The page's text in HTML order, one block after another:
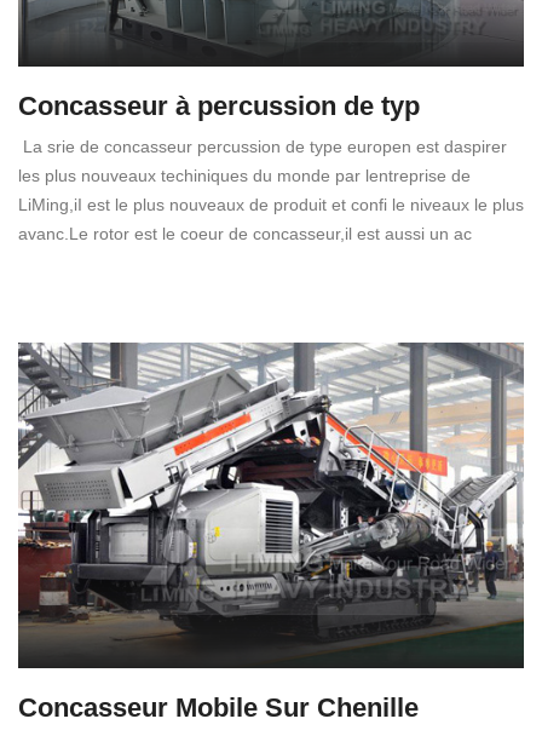
Concasseur à percussion de typ
La srie de concasseur percussion de type europen est daspirer
les plus nouveaux techiniques du monde par lentreprise de
LiMing,iI est le plus nouveaux de produit et confi le niveaux le plus
avanc.Le rotor est le coeur de concasseur,il est aussi un ac
Concasseur Mobile Sur Chenille